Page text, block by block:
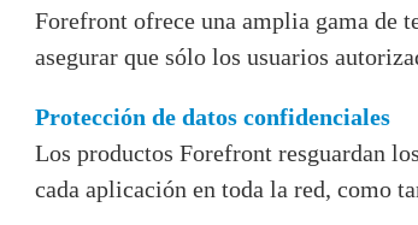
Forefront ofrece una amplia gama de
asegurar que sólo los usuarios
Protección de datos confidenciales
Los productos Forefront resguardan
cada aplicación en toda la red, como